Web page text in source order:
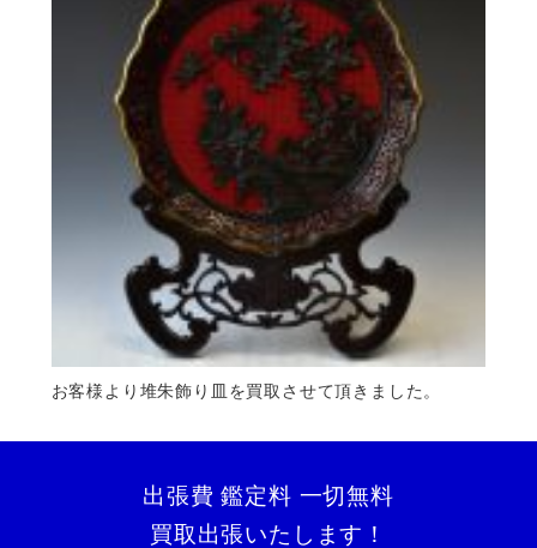
お客様より堆朱飾り皿を買取させて頂きました。
出張費 鑑定料 一切無料
買取出張いたします！